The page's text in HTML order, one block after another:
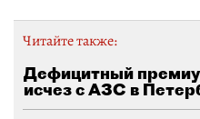
Читайте также:
Дефицитный
исчез с АЗС в